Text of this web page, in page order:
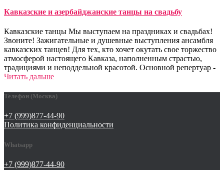
Кавказские и азербайджанские танцы на свадьбу
Кавказские танцы Мы выступаем на праздниках и свадьбах!
Звоните! Зажигательные и душевные выступления ансамбля
кавказских танцев! Для тех, кто хочет окутать свое торжество
атмосферой настоящего Кавказа, наполненным страстью,
традициями и неподдельной красотой. Основной репертуар -
Читать дальше
Телефон (Москва)
+7 (999)877-44-90
Политика конфиденциальности
Whatsapp
+7 (999)877-44-90